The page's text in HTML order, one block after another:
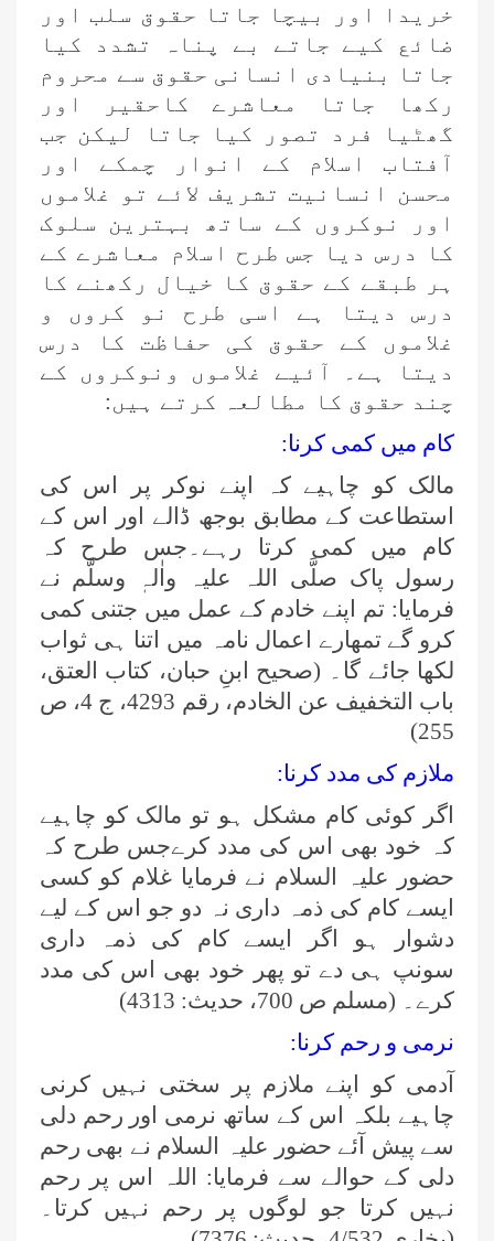
خریدا اور بیچا جاتا حقوق سلب اور
ضائع کیے جاتے بے پناہ تشدد کیا
جاتا بنیادی انسانی حقوق سے محروم
رکھا جاتا معاشرے کاحقیر اور
گھٹیا فرد تصور کیا جاتا لیکن جب
آفتاب اسلام کے انوار چمکے اور
محسن انسانیت تشریف لائے تو غلاموں
اور نوکروں کے ساتھ بہترین سلوک
کا درس دیا جس طرح اسلام معاشرے کے
ہر طبقے کے حقوق کا خیال رکھنے کا
درس دیتا ہے اسی طرح نو کروں و
غلاموں کے حقوق کی حفاظت کا درس
دیتا ہے۔ آئیے غلاموں ونوکروں کے
چند حقوق کا مطالعہ کرتے ہیں:
کام میں کمی کرنا:
مالک کو چاہیے کہ اپنے نوکر پر اس کی
استطاعت کے مطابق بوجھ ڈالے اور اس کے
کام میں کمی کرتا رہے۔جس طرح کہ
رسول پاک صلَّی اللہ علیہ واٰلہٖ وسلَّم نے
فرمایا: تم اپنے خادم کے عمل میں جتنی کمی
کرو گے تمھارے اعمال نامہ میں اتنا ہی ثواب
لکھا جائے گا۔ (صحیح ابنِ حبان، کتاب العتق،
باب التخفیف عن الخادم، رقم 4293، ج 4، ص
255)
ملازم کی مدد کرنا:
اگر کوئی کام مشکل ہو تو مالک کو چاہیے
کہ خود بھی اس کی مدد کرےجس طرح کہ
حضور علیہ السلام نے فرمایا غلام کو کسی
ایسے کام کی ذمہ داری نہ دو جو اس کے لیے
دشوار ہو اگر ایسے کام کی ذمہ داری
سونپ ہی دے تو پھر خود بھی اس کی مدد
کرے۔ (مسلم ص 700، حدیث: 4313)
نرمی و رحم کرنا:
آدمی کو اپنے ملازم پر سختی نہیں کرنی
چاہیے بلکہ اس کے ساتھ نرمی اور رحم دلی
سے پیش آئے حضور علیہ السلام نے بھی رحم
دلی کے حوالے سے فرمایا: اللہ اس پر رحم
نہیں کرتا جو لوگوں پر رحم نہیں کرتا۔